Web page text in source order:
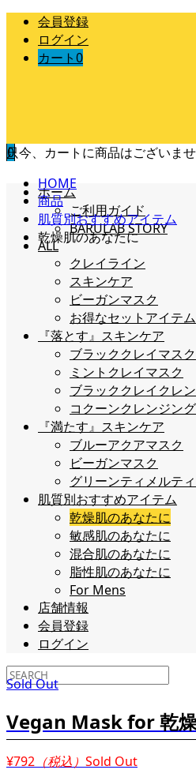
会員登録
ログイン
カート0
0
ホーム
ご利用ガイド
BARULAB STORY
ALL
クレイライン
スキンケア
ビーガンマスク
お得なセットアイテム
『落とす』スキンケア
ブラッククレイマスク
ミントクレイマスク
ブラッククレイクレ
コクーンクレンジン
『満たす』スキンケア
ブルーアクアマスク
ビーガンマスク
グリーンティメルテ
肌質別おすすめアイテム
乾燥肌のあなたに
敏感肌のあなたに
混合肌のあなたに
脂性肌のあなたに
For Mens
店舗情報
会員登録
ログイン
只今、カートに商品はございませ
HOME
商品
肌質別おすすめアイテム
乾燥肌のあなたに
Sold Out
Vegan Mask for 乾
¥792 （税込） Sold Out